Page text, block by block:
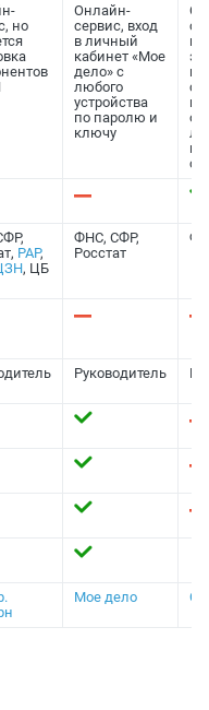
но
Онлайн-
сервис, вход
в личный
кабинет «Мое
дело» с
любого
устройства
по паролю и
ключу
РАР,
, ЦБ
ФНС, СФР,
Росстат
Руководитель
Мое дело